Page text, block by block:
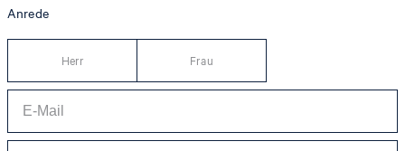
Anrede
Herr Frau